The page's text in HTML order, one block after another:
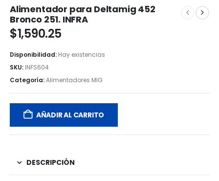
Alimentador para Deltamig 452
Bronco 251. INFRA
$1,590.25
Disponibilidad: Hay existencias
SKU: INFS604
Categoría:Alimentadores MIG
AÑADIR AL CARRITO
DESCRIPCIÓN